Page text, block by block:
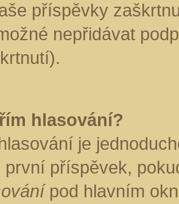
příspěvky
nepřidávat
hlasování?
je
první příspěvek,
pod hlavním